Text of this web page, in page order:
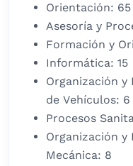
Orientación: 65
Asesoría y
Formación y
Informática: 15
Organización y
de Vehículos: 6
Procesos
Organización y
Mecánica: 8